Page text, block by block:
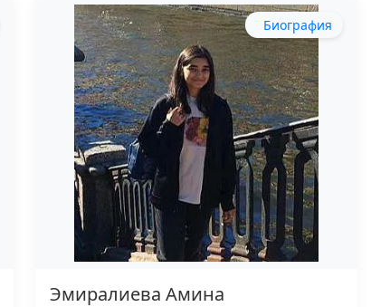
Биография
Эмиралиева Амина